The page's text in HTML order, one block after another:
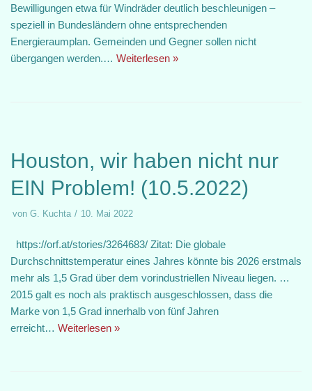
Bewilligungen etwa für Windräder deutlich beschleunigen –
speziell in Bundesländern ohne entsprechenden
Energieraumplan. Gemeinden und Gegner sollen nicht
übergangen werden.… Weiterlesen »
Houston, wir haben nicht nur
EIN Problem! (10.5.2022)
von G. Kuchta 10. Mai 2022
https://orf.at/stories/3264683/ Zitat: Die globale
Durchschnittstemperatur eines Jahres könnte bis 2026 erstmals
mehr als 1,5 Grad über dem vorindustriellen Niveau liegen. …
2015 galt es noch als praktisch ausgeschlossen, dass die
Marke von 1,5 Grad innerhalb von fünf Jahren
erreicht… Weiterlesen »